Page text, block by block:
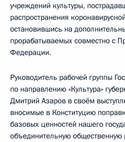
учреждений культуры,
распространения
остановившись на
прорабатываемых совместно с
Федерации.
Руководитель рабочей группы
по направлению «Культура»
Дмитрий Азаров в своём
вносимые в Конституцию
базовых ценностей нашего
объединительную общественную